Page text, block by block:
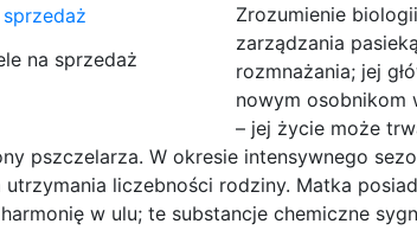
na sprzedaż
Zrozumienie
zarządzania
rozmnażania; jej
nowym osobnikom
– jej życie może
pszczelarza. W okresie intensywnego
liczebności rodziny. Matka
w ulu; te substancje chemiczne